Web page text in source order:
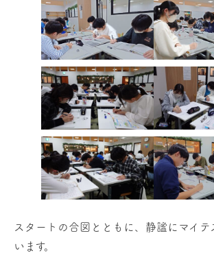
スタートの合図とともに、静謐にマイテ
います。